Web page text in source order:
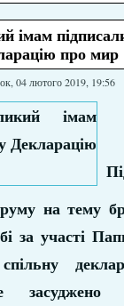
імам
про мир
04 лютого 2019, 19:56
на тему
за участі
засуджено